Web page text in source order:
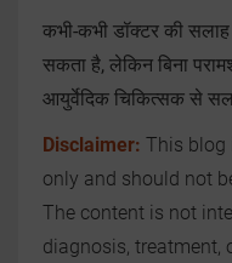
कभी-कभी डॉक्टर की
सकता है, लेकिन बिना
आयुर्वेदिक चिकित्सक से
Disclaimer: This blog
only and should not
The content is not
diagnosis, treatment,